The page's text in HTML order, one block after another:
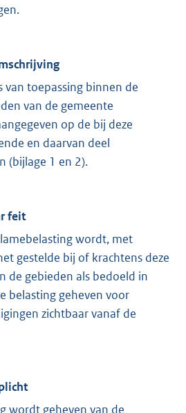
van toepassing binnen de
van de gemeente
op de bij deze
en daarvan deel
(bijlage 1 en 2).
feit
wordt, met
gestelde bij of krachtens deze
de gebieden als bedoeld in
belasting geheven voor
zichtbaar vanaf de
wordt geheven van de